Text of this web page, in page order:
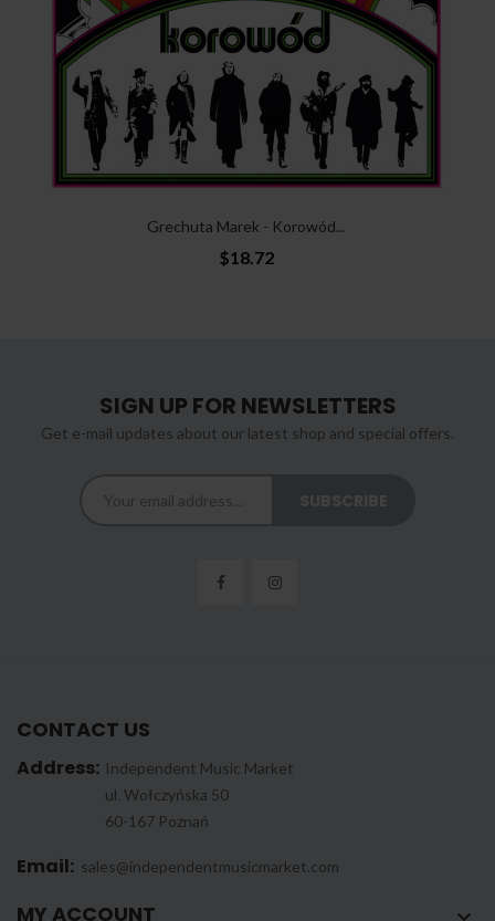
Grechuta Marek - Korowód...
$18.72
SIGN UP FOR NEWSLETTERS
Get e-mail updates about our latest shop and special offers.
CONTACT US
Address: Independent Music Market
ul. Wołczyńska 50
60-167 Poznań
Email: sales@independentmusicmarket.com
MY ACCOUNT